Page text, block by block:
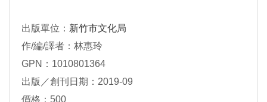
出版單位： 新竹市文化局
作/編/譯者：林惠玲
GPN：1010801364
出版／創刊日期：2019-09
價格：500